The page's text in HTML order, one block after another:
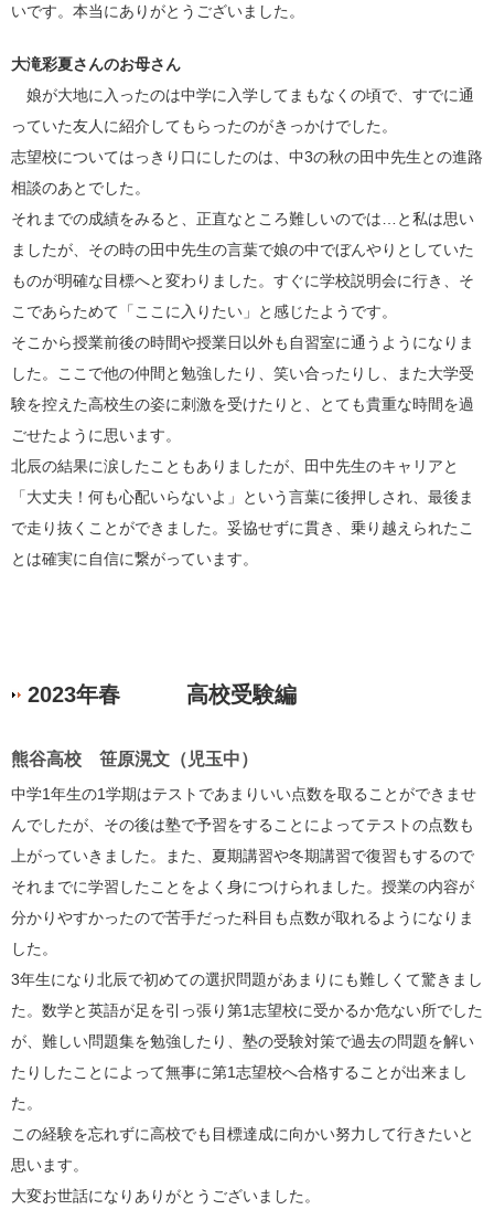
いです。本当にありがとうございました。
大滝彩夏さんのお母さん
娘が大地に入ったのは中学に入学してまもなくの頃で、すでに通
っていた友人に紹介してもらったのがきっかけでした。
志望校についてはっきり口にしたのは、中3の秋の田中先生との進路
相談のあとでした。
それまでの成績をみると、正直なところ難しいのでは…と私は思い
ましたが、その時の田中先生の言葉で娘の中でぼんやりとしていた
ものが明確な目標へと変わりました。すぐに学校説明会に行き、そ
こであらためて「ここに入りたい」と感じたようです。
そこから授業前後の時間や授業日以外も自習室に通うようになりま
した。ここで他の仲間と勉強したり、笑い合ったりし、また大学受
験を控えた高校生の姿に刺激を受けたりと、とても貴重な時間を過
ごせたように思います。
北辰の結果に涙したこともありましたが、田中先生のキャリアと
「大丈夫！何も心配いらないよ」という言葉に後押しされ、最後ま
で走り抜くことができました。妥協せずに貫き、乗り越えられたこ
とは確実に自信に繋がっています。
2023年春 高校受験編
熊谷高校 笹原滉文（児玉中）
中学1年生の1学期はテストであまりいい点数を取ることができませ
んでしたが、その後は塾で予習をすることによってテストの点数も
上がっていきました。また、夏期講習や冬期講習で復習もするので
それまでに学習したことをよく身につけられました。授業の内容が
分かりやすかったので苦手だった科目も点数が取れるようになりま
した。
3年生になり北辰で初めての選択問題があまりにも難しくて驚きまし
た。数学と英語が足を引っ張り第1志望校に受かるか危ない所でした
が、難しい問題集を勉強したり、塾の受験対策で過去の問題を解い
たりしたことによって無事に第1志望校へ合格することが出来まし
た。
この経験を忘れずに高校でも目標達成に向かい努力して行きたいと
思います。
大変お世話になりありがとうございました。